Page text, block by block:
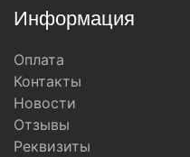
Информация
Оплата
Контакты
Новости
Отзывы
Реквизиты